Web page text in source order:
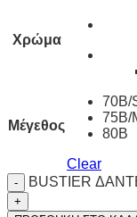
Χρώμα
Μέγεθος
70B/
75B/
80B
Clear
BUSTIER